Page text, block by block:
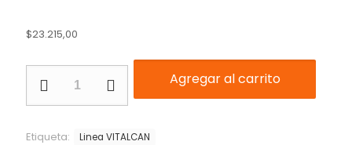
$23.215,00
Agregar al carrito
Etiqueta: Linea VITALCAN